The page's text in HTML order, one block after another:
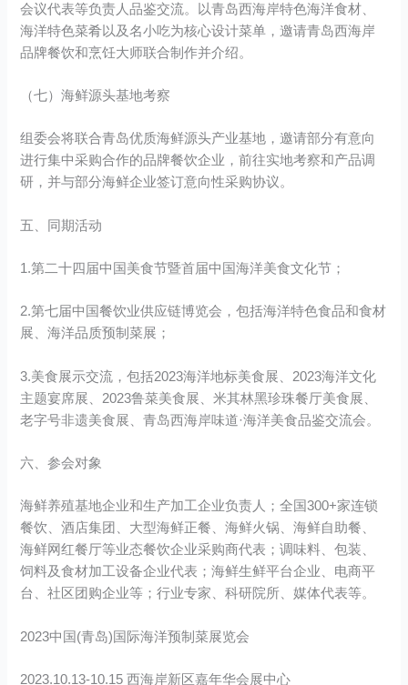
会议代表等负责人品鉴交流。以青岛西海岸特色海洋食材、
海洋特色菜肴以及名小吃为核心设计菜单，邀请青岛西海岸
品牌餐饮和烹饪大师联合制作并介绍。
（七）海鲜源头基地考察
组委会将联合青岛优质海鲜源头产业基地，邀请部分有意向
进行集中采购合作的品牌餐饮企业，前往实地考察和产品调
研，并与部分海鲜企业签订意向性采购协议。
五、同期活动
1.第二十四届中国美食节暨首届中国海洋美食文化节；
2.第七届中国餐饮业供应链博览会，包括海洋特色食品和食材
展、海洋品质预制菜展；
3.美食展示交流，包括2023海洋地标美食展、2023海洋文化
主题宴席展、2023鲁菜美食展、米其林黑珍珠餐厅美食展、
老字号非遗美食展、青岛西海岸味道·海洋美食品鉴交流会。
六、参会对象
海鲜养殖基地企业和生产加工企业负责人；全国300+家连锁
餐饮、酒店集团、大型海鲜正餐、海鲜火锅、海鲜自助餐、
海鲜网红餐厅等业态餐饮企业采购商代表；调味料、包装、
饲料及食材加工设备企业代表；海鲜生鲜平台企业、电商平
台、社区团购企业等；行业专家、科研院所、媒体代表等。
2023中国(青岛)国际海洋预制菜展览会
2023.10.13-10.15 西海岸新区嘉年华会展中心